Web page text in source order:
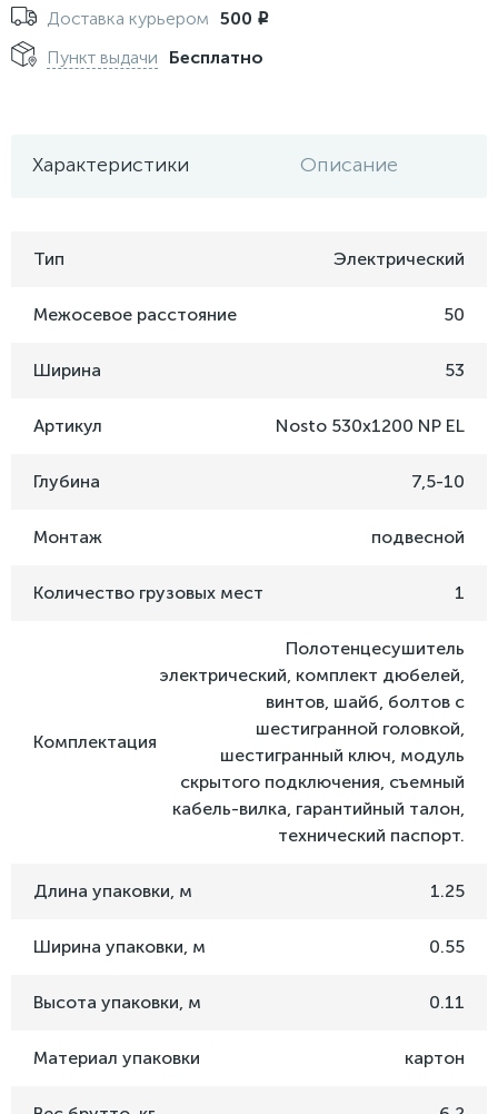
Доставка курьером 500 i
Пункт выдачи Бесплатно
Характеристики Описание
Тип Электрический
Межосевое расстояние 50
Ширина 53
Артикул Nosto 530х1200 NP EL
Глубина 7,5-10
Монтаж подвесной
Количество грузовых мест 1
Комплектация
Полотенцесушитель
электрический, комплект дюбелей,
винтов, шайб, болтов с
шестигранной головкой,
шестигранный ключ, модуль
скрытого подключения, съемный
кабель-вилка, гарантийный талон,
технический паспорт.
Длина упаковки, м 1.25
Ширина упаковки, м 0.55
Высота упаковки, м 0.11
Материал упаковки картон